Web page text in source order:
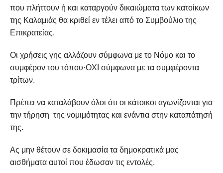
που πλήττουν ή και καταργούν δικαιώματα των κατοίκων
της Καλαμιάς θα κριθεί εν τέλει από το Συμβούλιο της
Επικρατείας.
Οι χρήσεις γης αλλάζουν σύμφωνα με το Νόμο και το
συμφέρον του τόπου·ΟΧΙ σύμφωνα με τα συμφέροντα
τρίτων.
Πρέπει να καταλάβουν όλοι ότι οι κάτοικοι αγωνίζονται για
την τήρηση της νομιμότητας και ενάντια στην καταπάτησή
της.
Ας μην θέτουν σε δοκιμασία τα δημοκρατικά μας
αισθήματα αυτοί που έδωσαν τις εντολές.